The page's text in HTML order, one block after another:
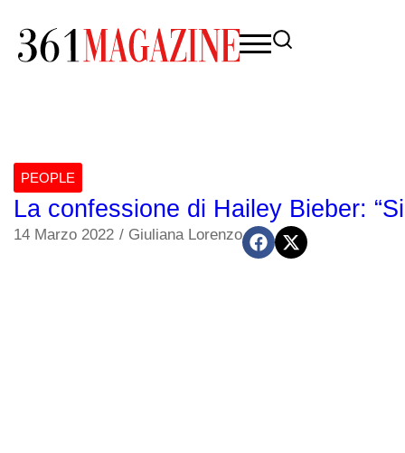
PEOPLE
La confessione di Hailey Bieber:
14 Marzo 2022 / Giuliana Lorenzo